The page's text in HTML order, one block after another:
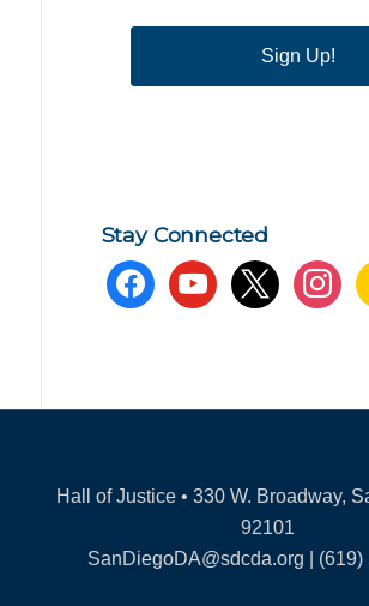
Sign Up!
Stay Connected
facebookyoutube x instagram
Hall of Justice • 330 W. Broadway,
92101
SanDiegoDA@sdcda.org | (619)